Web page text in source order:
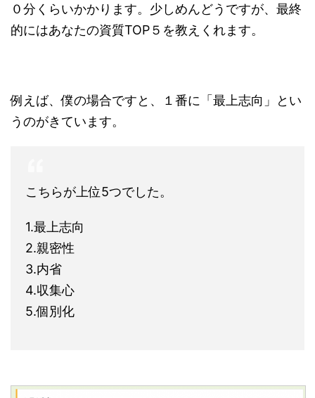
０分くらいかかります。少しめんどうですが、最終
的にはあなたの資質TOP５を教えくれます。
例えば、僕の場合ですと、１番に「最上志向」とい
うのがきています。
こちらが上位5つでした。
1.最上志向
2.親密性
3.内省
4.収集心
5.個別化